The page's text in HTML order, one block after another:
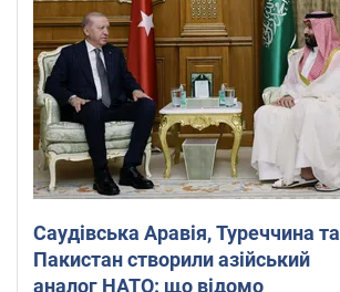
Саудівська Аравія, Туреччина та
Пакистан створили азійський
аналог НАТО: що відомо